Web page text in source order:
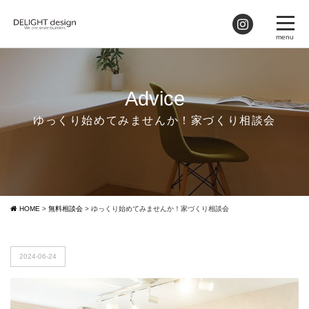
Advice
ゆっくり始めてみませんか！家づくり相談会
HOME > 無料相談会 > ゆっくり始めてみませんか！家づくり相談会
2024-06-24